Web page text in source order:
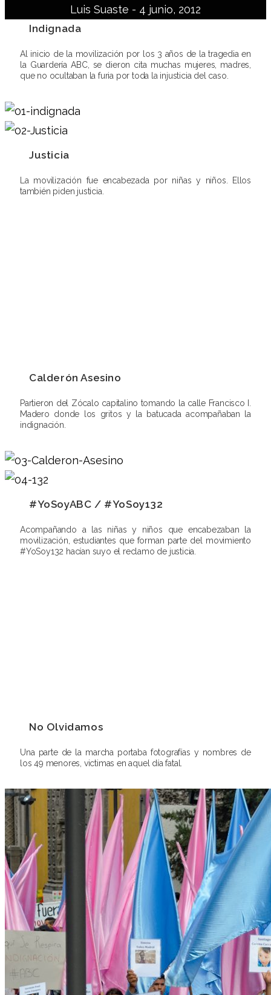
Luis Suaste - 4 junio, 2012
Indignada
Al inicio de la movilización por los 3 años de la tragedia en
la Guardería ABC, se dieron cita muchas mujeres, madres,
que no ocultaban la furia por toda la injusticia del caso.
Justicia
La movilización fue encabezada por niñas y niños. Ellos
también piden justicia.
Calderón Asesino
Partieron del Zócalo capitalino tomando la calle Francisco I.
Madero donde los gritos y la batucada acompañaban la
indignación.
#YoSoyABC / #YoSoy132
Acompañando a las niñas y niños que encabezaban la
movilización, estudiantes que forman parte del movimiento
#YoSoy132 hacían suyo el reclamo de justicia.
No Olvidamos
Una parte de la marcha portaba fotografías y nombres de
los 49 menores, victimas en aquel día fatal.